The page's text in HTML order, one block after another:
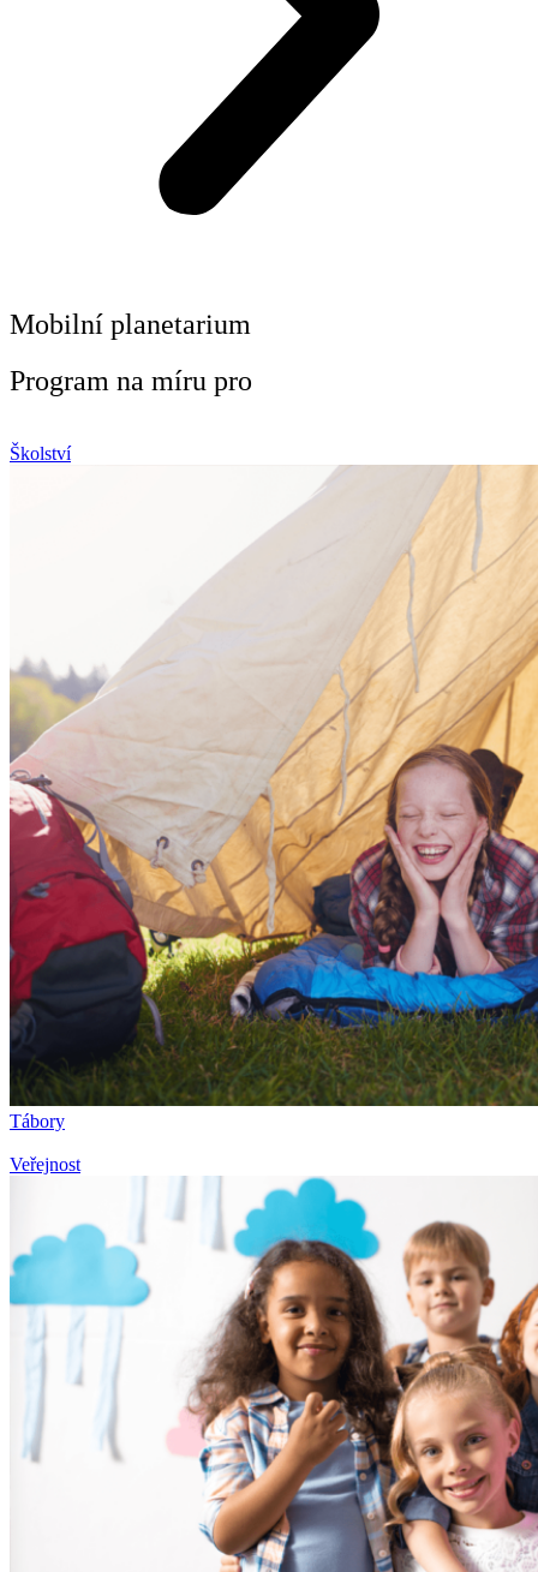
Mobilní planetarium
Program na míru pro
Školství
Tábory
Veřejnost